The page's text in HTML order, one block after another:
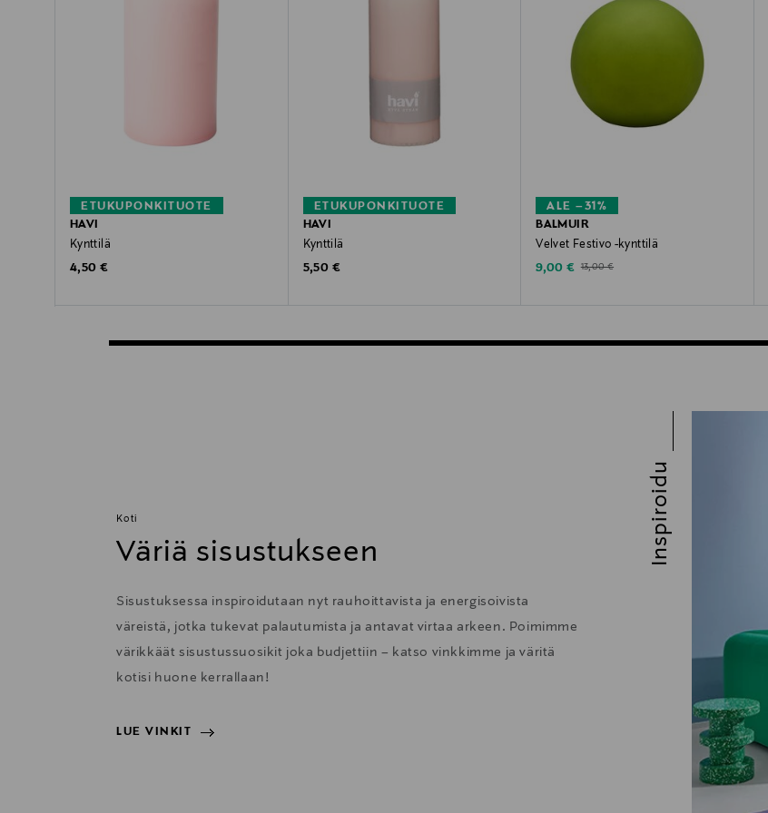
ETUKUPONKITUOTE
HAVI
Kynttilä
Original Price
4,50 €
ETUKUPONKITUOTE
HAVI
Kynttilä
Original Price
5,50 €
ALE –31%
BALMUIR
Velvet Festivo -kynttilä
Discounted Price
9,00 € Original Price
13,00 €
Koti
Väriä sisustukseen
Sisustuksessa inspiroidutaan nyt rauhoittavista ja energisoivista
väreistä, jotka tukevat palautumista ja antavat virtaa arkeen. Poimimme
värikkäät sisustussuosikit joka budjettiin – katso vinkkimme ja väritä
kotisi huone kerrallaan!
LUE VINKIT
Inspiroidu